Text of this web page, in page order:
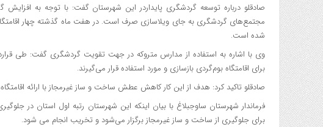
صادقلو درباره توسعه گردشگری پایداردر این شهرستان گفت: با توجه به افزایش
شده است.
وی با اشاره به استفاده از مدارس متروکه در جهت تقویت گردشگری گفت: طی
برای اقامتگاه بوم‌گردی بازسازی و مورد استفاده قرار می‌گیرند.
صادقلو تاکید کرد: هدف از این کار کاهش عطش ساخت و ساز غیرمجاز با ارائه
فرماندار شهرستان ساوجبلاغ با بیان اینکه این شهرستان رتبه اول استان در
برای جلوگیری از ساخت و ساز غیرمجاز برگزار می‌شود و تخریب انجام می شود.